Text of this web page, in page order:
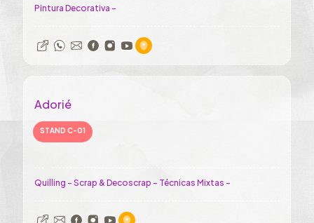
Pintura Decorativa -
Adorié
STAND C-01
Quilling - Scrap & Decoscrap - Técnicas Mixtas -